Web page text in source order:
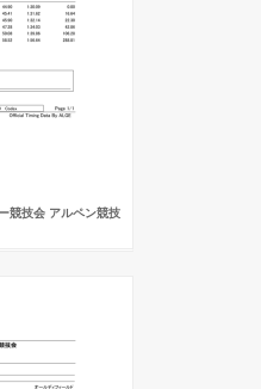
競技会 アルペン競技